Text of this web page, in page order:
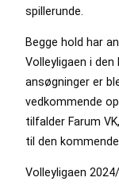
spillerunde.
Begge hold har
Volleyligaen i
ansøgninger er
vedkommende
tilfalder Farum
til den
Volleyligaen